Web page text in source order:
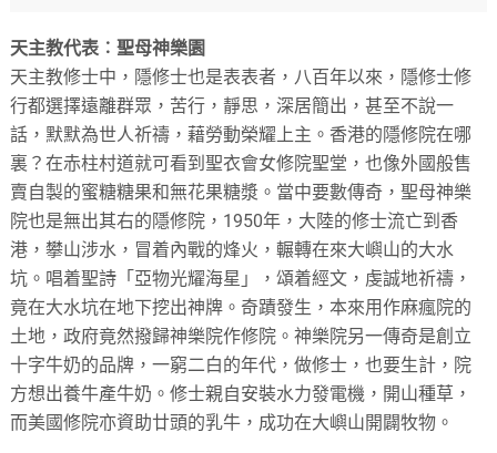
天主教代表︰聖母神樂園
天主教修士中，隱修士也是表表者，八百年以來，隱修士修
行都選擇遠離群眾，苦行，靜思，深居簡出，甚至不說一
話，默默為世人祈禱，藉勞動榮耀上主。香港的隱修院在哪
裏？在赤柱村道就可看到聖衣會女修院聖堂，也像外國般售
賣自製的蜜糖糖果和無花果糖漿。當中要數傳奇，聖母神樂
院也是無出其右的隱修院，1950年，大陸的修士流亡到香
港，攀山涉水，冒着內戰的烽火，輾轉在來大嶼山的大水
坑。唱着聖詩「亞物光耀海星」，頌着經文，虔誠地祈禱，
竟在大水坑在地下挖出神牌。奇蹟發生，本來用作麻瘋院的
土地，政府竟然撥歸神樂院作修院。神樂院另一傳奇是創立
十字牛奶的品牌，一窮二白的年代，做修士，也要生計，院
方想出養牛產牛奶。修士親自安裝水力發電機，開山種草，
而美國修院亦資助廿頭的乳牛，成功在大嶼山開闢牧物。